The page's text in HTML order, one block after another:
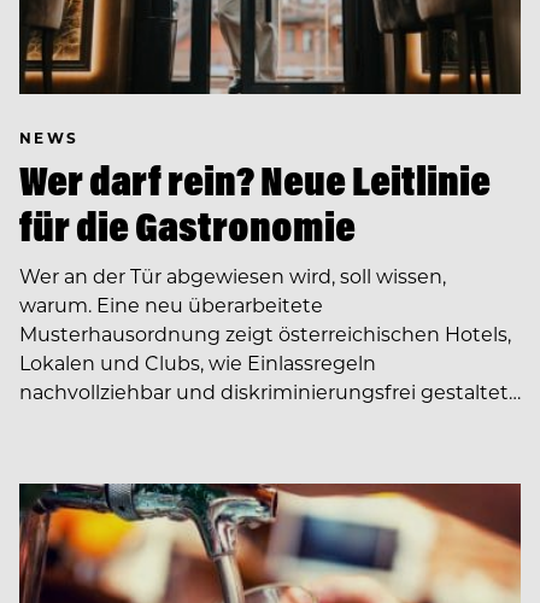
NEWS
Wer darf rein? Neue Leitlinie
für die Gastronomie
Wer an der Tür abgewiesen wird, soll wissen,
warum. Eine neu überarbeitete
Musterhausordnung zeigt österreichischen Hotels,
Lokalen und Clubs, wie Einlassregeln
nachvollziehbar und diskriminierungsfrei gestaltet…